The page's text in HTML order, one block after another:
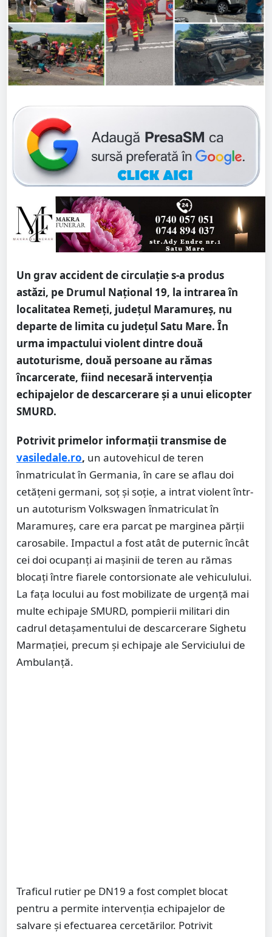
Un grav accident de circulație s-a produs
astăzi, pe Drumul Național 19, la intrarea în
localitatea Remeți, județul Maramureș, nu
departe de limita cu județul Satu Mare. În
urma impactului violent dintre două
autoturisme, două persoane au rămas
încarcerate, fiind necesară intervenția
echipajelor de descarcerare și a unui elicopter
SMURD.
Potrivit primelor informații transmise de
vasiledale.ro, un autovehicul de teren
înmatriculat în Germania, în care se aflau doi
cetățeni germani, soț și soție, a intrat violent într-
un autoturism Volkswagen înmatriculat în
Maramureș, care era parcat pe marginea părții
carosabile. Impactul a fost atât de puternic încât
cei doi ocupanți ai mașinii de teren au rămas
blocați între fiarele contorsionate ale vehiculului.
La fața locului au fost mobilizate de urgență mai
multe echipaje SMURD, pompierii militari din
cadrul detașamentului de descarcerare Sighetu
Marmației, precum și echipaje ale Serviciului de
Ambulanță.
Traficul rutier pe DN19 a fost complet blocat
pentru a permite intervenția echipajelor de
salvare și efectuarea cercetărilor. Potrivit